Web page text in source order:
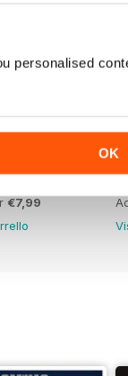
personalised
OK
€7,99